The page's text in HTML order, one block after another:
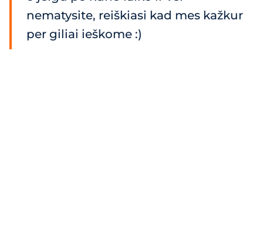
nematysite, reiškiasi kad mes kažkur
per giliai ieškome :)